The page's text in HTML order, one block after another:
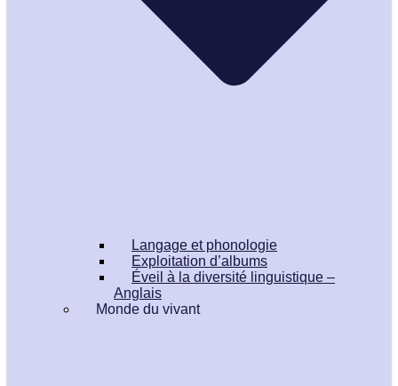
Langage et phonologie
Exploitation d’albums
Éveil à la diversité linguistique –
Anglais
Monde du vivant